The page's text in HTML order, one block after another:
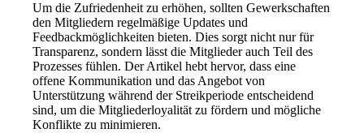
Um die Zufriedenheit zu erhöhen, sollten Gewerkschaften
den Mitgliedern regelmäßige Updates und
Feedbackmöglichkeiten bieten. Dies sorgt nicht nur für
Transparenz, sondern lässt die Mitglieder auch Teil des
Prozesses fühlen. Der Artikel hebt hervor, dass eine
offene Kommunikation und das Angebot von
Unterstützung während der Streikperiode entscheidend
sind, um die Mitgliederloyalität zu fördern und mögliche
Konflikte zu minimieren.